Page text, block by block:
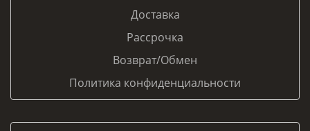
Доставка
Рассрочка
Возврат/Обмен
Политика конфиденциальности